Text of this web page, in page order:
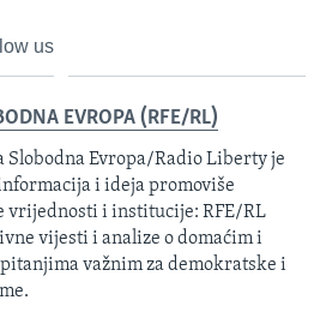
us
EVROPA (RFE/RL)
Slobodna Evropa/Radio Liberty je
i ideja promoviše
vrijednosti i institucije: RFE/RL
vijesti i analize o domaćim i
važnim za demokratske i